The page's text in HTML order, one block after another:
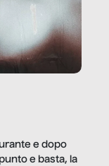
e dopo
e basta, la